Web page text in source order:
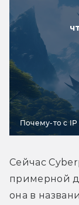
Почему-то с IP
Сейчас
примерной
она в